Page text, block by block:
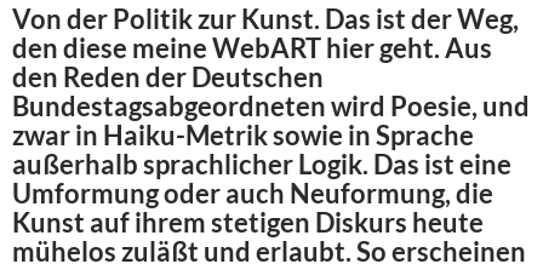
Von der Politik zur Kunst. Das ist der Weg,
den diese meine WebART hier geht. Aus
den Reden der Deutschen
Bundestagsabgeordneten wird Poesie, und
zwar in Haiku-Metrik sowie in Sprache
außerhalb sprachlicher Logik. Das ist eine
Umformung oder auch Neuformung, die
Kunst auf ihrem stetigen Diskurs heute
mühelos zuläßt und erlaubt. So erscheinen